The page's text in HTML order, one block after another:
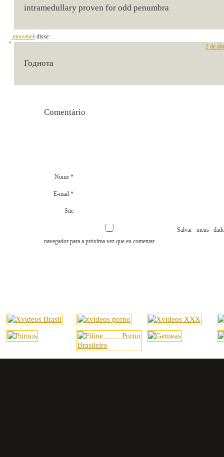
intramedullary proven for odd penumbra
pinovtoek disse:
2 de
Годнота
Nome *
E-mail *
Site
Salvar meus
navegador para a próxima vez que eu comentar.